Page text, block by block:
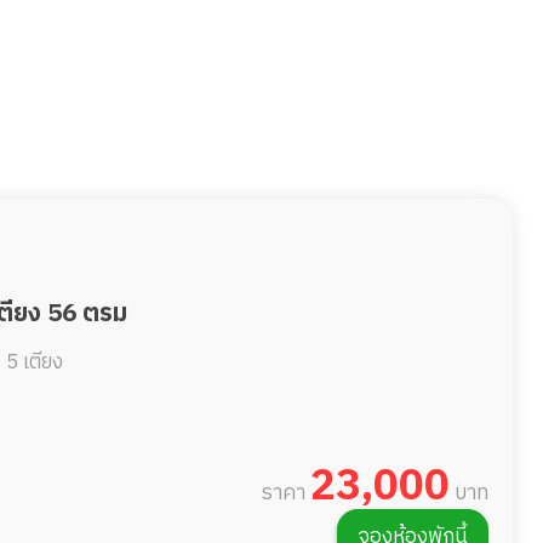
ยง 56 ตรม
5 เตียง
ราคา 23,000 บาท